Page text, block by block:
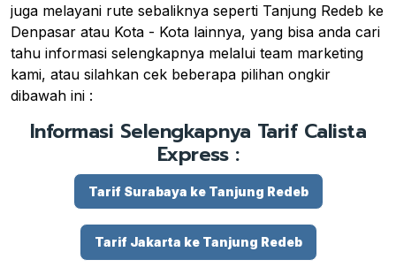
juga melayani rute sebaliknya seperti Tanjung Redeb ke
Denpasar atau Kota - Kota lainnya, yang bisa anda cari
tahu informasi selengkapnya melalui team marketing
kami, atau silahkan cek beberapa pilihan ongkir
dibawah ini :
Informasi Selengkapnya Tarif Calista
Express :
Tarif Surabaya ke Tanjung Redeb
Tarif Jakarta ke Tanjung Redeb